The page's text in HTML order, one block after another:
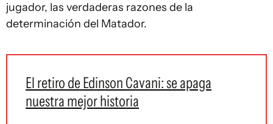
jugador, las verdaderas razones de la
determinación del Matador.
El retiro de Edinson Cavani: se apaga
nuestra mejor historia